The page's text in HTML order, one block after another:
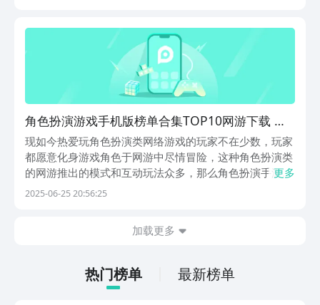
洪...
角色扮演游戏手机版榜单合集TOP10网游下载 耐
玩的RPG网络游戏合辑2025
现如今热爱玩角色扮演类网络游戏的玩家不在少数，玩家
都愿意化身游戏角色于网游中尽情冒险，这种角色扮演类
的网游推出的模式和互动玩法众多，那么角色扮演手游排
行榜前十名网络游戏下载哪个好?今天介绍的十大角色扮
更多
2025-06-25 20:56:25
加载更多
热门榜单 最新榜单